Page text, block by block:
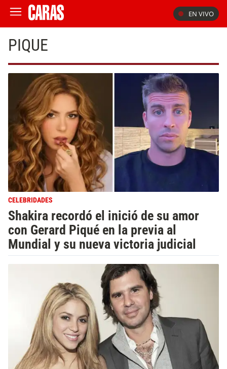
EN VIVO
PIQUE
CELEBRIDADES
Shakira recordó el inició de su amor
con Gerard Piqué en la previa al
Mundial y su nueva victoria judicial